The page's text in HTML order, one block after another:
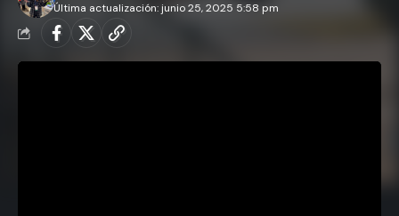
Última actualización: junio 25, 2025 5:58 pm